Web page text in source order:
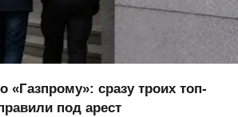
«Газпрому»: сразу троих топ-
под арест